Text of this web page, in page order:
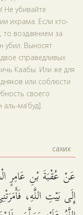
Не убивайте
ихрама. Если кто-
то воздаянием за
убил. Выносят
справедливых
Каабы. Или же для
или соблюсти
своего
аль-ма‘буд].
сахих
عَنْ عُقْبَةَ بْنِ عَامِرٍ
إِلَى بَيْتِ اللَّهِ،